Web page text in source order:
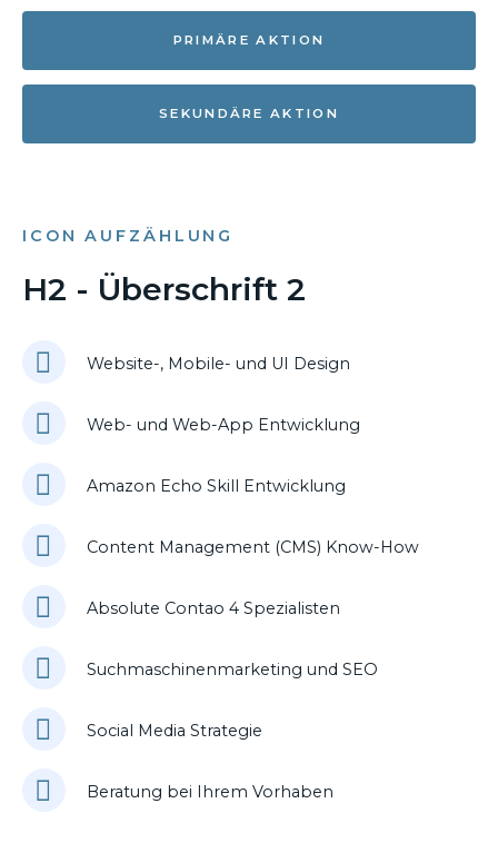
PRIMÄRE AKTION
SEKUNDÄRE AKTION
ICON AUFZÄHLUNG
H2 - Überschrift 2
Website-, Mobile- und UI Design
Web- und Web-App Entwicklung
Amazon Echo Skill Entwicklung
Content Management (CMS) Know-How
Absolute Contao 4 Spezialisten
Suchmaschinenmarketing und SEO
Social Media Strategie
Beratung bei Ihrem Vorhaben